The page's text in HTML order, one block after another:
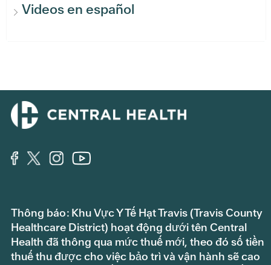
Videos en español
Thông báo: Khu Vực Y Tế Hạt Travis (Travis County
Healthcare District) hoạt động dưới tên Central
Health đã thông qua mức thuế mới, theo đó số tiền
thuế thu được cho việc bảo trì và vận hành sẽ cao